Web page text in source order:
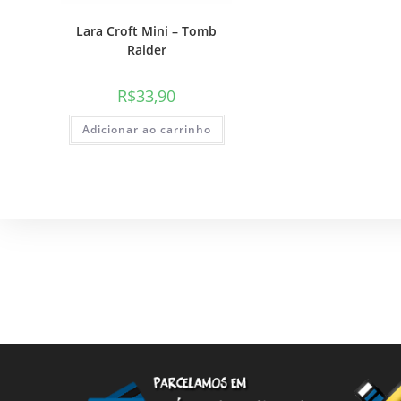
Lara Croft Mini – Tomb
Raider
R$33,90
Adicionar ao carrinho